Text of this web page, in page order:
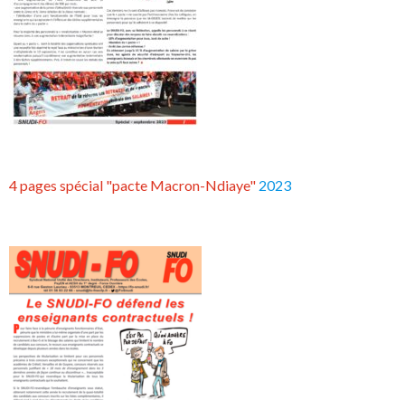
4 pages spécial "pacte Macron-Ndiaye" 2023